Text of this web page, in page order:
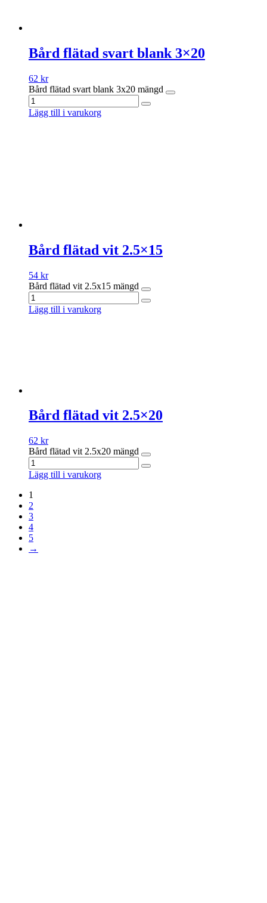
Bård flätad svart blank 3×20
62 kr
Bård flätad svart blank 3x20 mängd
Lägg till i varukorg
Bård flätad vit 2.5×15
54 kr
Bård flätad vit 2.5x15 mängd
Lägg till i varukorg
Bård flätad vit 2.5×20
62 kr
Bård flätad vit 2.5x20 mängd
Lägg till i varukorg
1
2
3
4
5
→